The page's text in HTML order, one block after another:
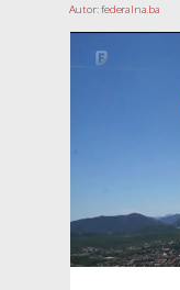
Autor: federalna.ba